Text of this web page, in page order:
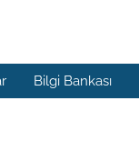
Bilgi Bankası